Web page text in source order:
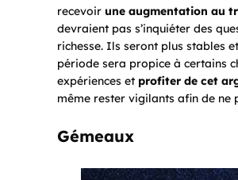
recevoir une augmentation au
devraient pas s’inquiéter des
richesse. Ils seront plus stables
période sera propice à certains
expériences et profiter de cet
même rester vigilants afin de ne
Gémeaux